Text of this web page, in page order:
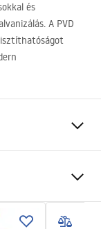
és
A PVD